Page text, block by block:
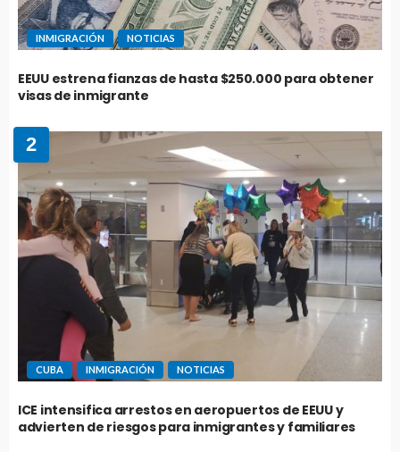
INMIGRACIÓN NOTICIAS
EEUU estrena fianzas de hasta $250.000 para obtener
visas de inmigrante
2
CUBA INMIGRACIÓN NOTICIAS
ICE intensifica arrestos en aeropuertos de EEUU y
advierten de riesgos para inmigrantes y familiares